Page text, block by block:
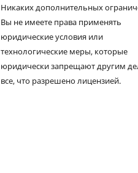
Никаких дополнительных
Вы не имеете права применять
юридические условия или
технологические меры, которые
юридически запрещают другим
все, что разрешено лицензией.